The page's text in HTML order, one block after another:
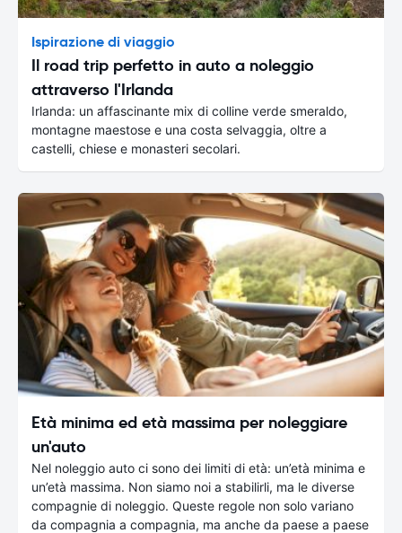
Ispirazione di viaggio
Il road trip perfetto in auto a noleggio
attraverso l'Irlanda
Irlanda: un affascinante mix di colline verde smeraldo,
montagne maestose e una costa selvaggia, oltre a
castelli, chiese e monasteri secolari.
Età minima ed età massima per noleggiare
un'auto
Nel noleggio auto ci sono dei limiti di età: un’età minima e
un’età massima. Non siamo noi a stabilirli, ma le diverse
compagnie di noleggio. Queste regole non solo variano
da compagnia a compagnia, ma anche da paese a paese